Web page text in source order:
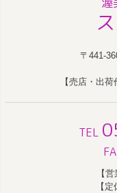
〒441-
【売店・出
TEL
【
【